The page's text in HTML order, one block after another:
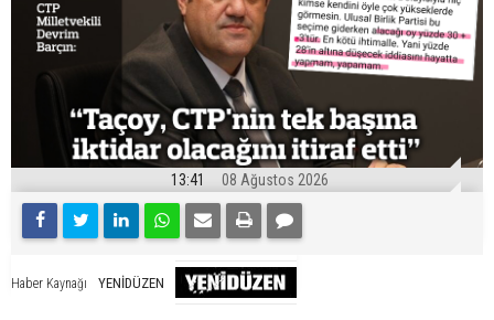
13:41 08 Ağustos 2026
Haber Kaynağı YENİDÜZEN